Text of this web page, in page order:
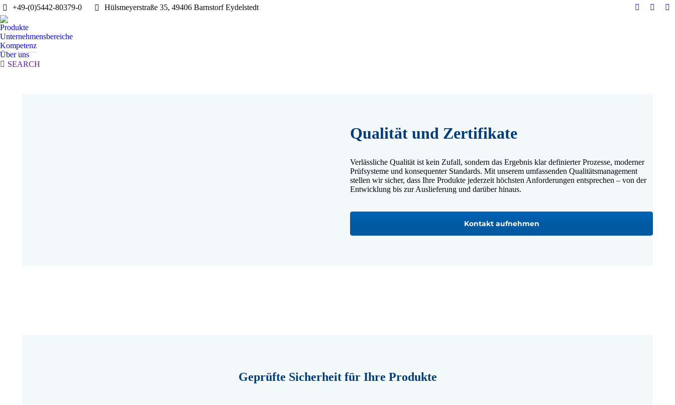
+49-(0)5442-80379-0 Hülsmeyerstraße 35, 49406 Barnstorf Eydelstedt
E-
Produkte
Unternehmensbereiche
Kompetenz
Über uns
Search:
SEARCH
Qualität und Zertifikate
Verlässliche Qualität ist kein Zufall, sondern das Ergebnis klar definierter Prozesse, moderner
Prüfsysteme und konsequenter Standards. Mit unserem umfassenden Qualitätsmanagement
stellen wir sicher, dass Ihre Produkte jederzeit höchsten Anforderungen entsprechen – von der
Entwicklung bis zur Auslieferung und darüber hinaus.
Kontakt aufnehmen
Geprüfte Sicherheit für Ihre Produkte